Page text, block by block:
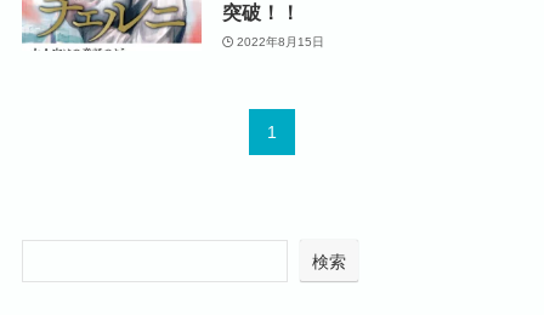
突破！！
2022年8月15日
1
検索